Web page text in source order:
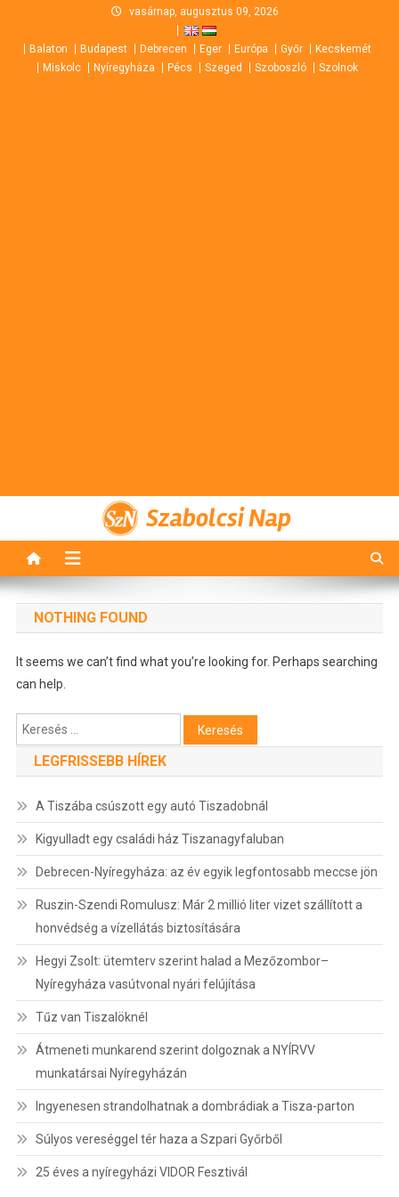
content
vasárnap, augusztus 09, 2026
Balaton Budapest Debrecen Eger Európa Győr
Kecskemét
Miskolc
Nyíregyháza Pécs Szeged Szoboszló Szolnok
Szabolcsi Nap
NOTHING FOUND
It seems we can’t find what you’re looking for. Perhaps searching
can help.
Keresés:
LEGFRISSEBB HÍREK
A Tiszába csúszott egy autó Tiszadobnál
Kigyulladt egy családi ház Tiszanagyfaluban
Debrecen-Nyíregyháza: az év egyik legfontosabb meccse jön
Ruszin-Szendi Romulusz: Már 2 millió liter vizet szállított a
honvédség a vízellátás biztosítására
Hegyi Zsolt: ütemterv szerint halad a Mezőzombor–
Nyíregyháza vasútvonal nyári felújítása
Tűz van Tiszalöknél
Átmeneti munkarend szerint dolgoznak a NYÍRVV
munkatársai Nyíregyházán
Ingyenesen strandolhatnak a dombrádiak a Tisza-parton
Súlyos vereséggel tér haza a Szpari Győrből
25 éves a nyíregyházi VIDOR Fesztivál